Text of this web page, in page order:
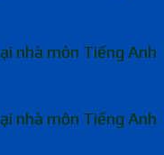
nhà môn Tiếng Anh
nhà môn Tiếng Anh